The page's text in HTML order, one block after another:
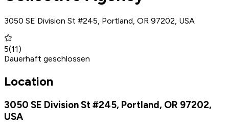
3050 SE Division St #245, Portland, OR 97202, USA
5(11)
Dauerhaft geschlossen
Location
3050 SE Division St #245, Portland, OR 97202,
USA